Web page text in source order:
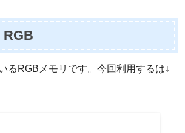
RGB
るRGBメモリです。今回利用するは↓